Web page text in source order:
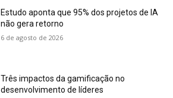
Estudo aponta que 95% dos projetos de IA
não gera retorno
6 de agosto de 2026
Três impactos da gamificação no
desenvolvimento de líderes